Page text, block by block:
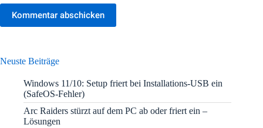
Kommentar abschicken
Neuste Beiträge
Windows 11/10: Setup friert bei Installations-USB ein
(SafeOS-Fehler)
Arc Raiders stürzt auf dem PC ab oder friert ein –
Lösungen